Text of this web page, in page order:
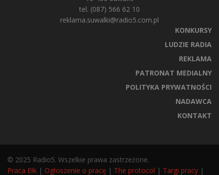
tel. (087) 566 62 10
reklama.suwalki@radio5.com.pl
KONKURSY
LUDZIE RADIA
REKLAMA
PATRONAT MEDIALNY
POLITYKA PRYWATNOŚCI
NADAWCA
KONTAKT
© 2025 Radio5. Wszelkie prawa zastrzeżone.
Praca Ełk | Ogłoszenie o pracę | The protocol | Targi pracy |